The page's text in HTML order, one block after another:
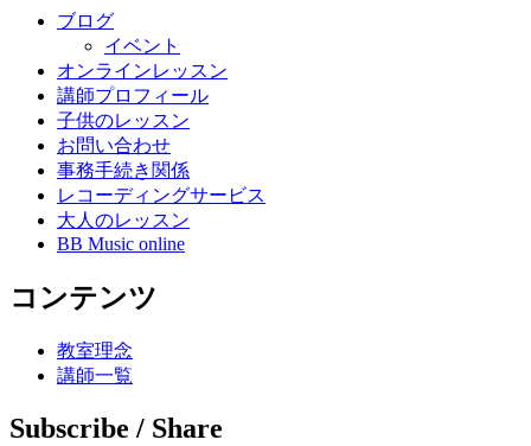
ブログ
イベント
オンラインレッスン
講師プロフィール
子供のレッスン
お問い合わせ
事務手続き関係
レコーディングサービス
大人のレッスン
BB Music online
コンテンツ
教室理念
講師一覧
Subscribe / Share